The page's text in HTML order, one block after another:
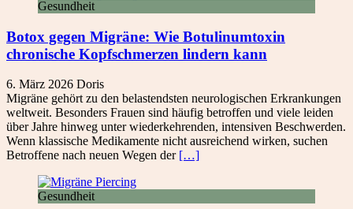
Gesundheit
Botox gegen Migräne: Wie Botulinumtoxin
chronische Kopfschmerzen lindern kann
6. März 2026 Doris
Migräne gehört zu den belastendsten neurologischen Erkrankungen
weltweit. Besonders Frauen sind häufig betroffen und viele leiden
über Jahre hinweg unter wiederkehrenden, intensiven Beschwerden.
Wenn klassische Medikamente nicht ausreichend wirken, suchen
Betroffene nach neuen Wegen der […]
Gesundheit